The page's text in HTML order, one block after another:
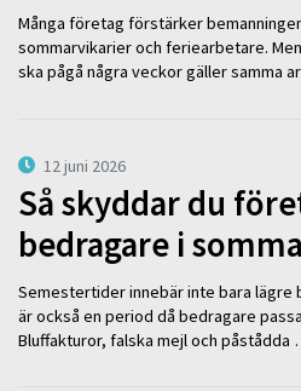
Många företag förstärker
sommarvikarier och feriearbetare.
ska pågå några veckor gäller samma
12 juni 2026
Så skyddar du
bedragare i
Semestertider innebär inte bara lägre
är också en period då bedragare
Bluffakturor, falska mejl och påstådda